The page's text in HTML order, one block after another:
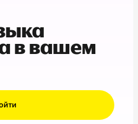
в вашем